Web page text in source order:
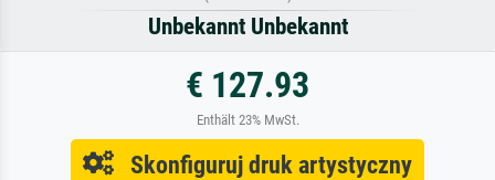
Unbekannt Unbekannt
€ 127.93
Enthält 23% MwSt.
Skonfiguruj druk artystyczny